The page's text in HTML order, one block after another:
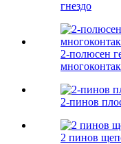
гнездо
2-полюсен
2-пинов
2 пинов